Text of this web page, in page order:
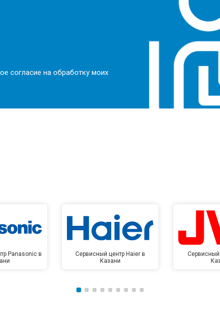
согласие на обработку моих
Panasonic в
Сервисный центр Haier в
Казани
Сервисный